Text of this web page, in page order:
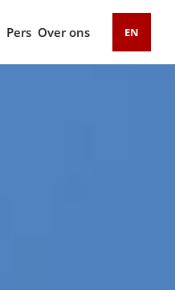
Pers Over ons EN